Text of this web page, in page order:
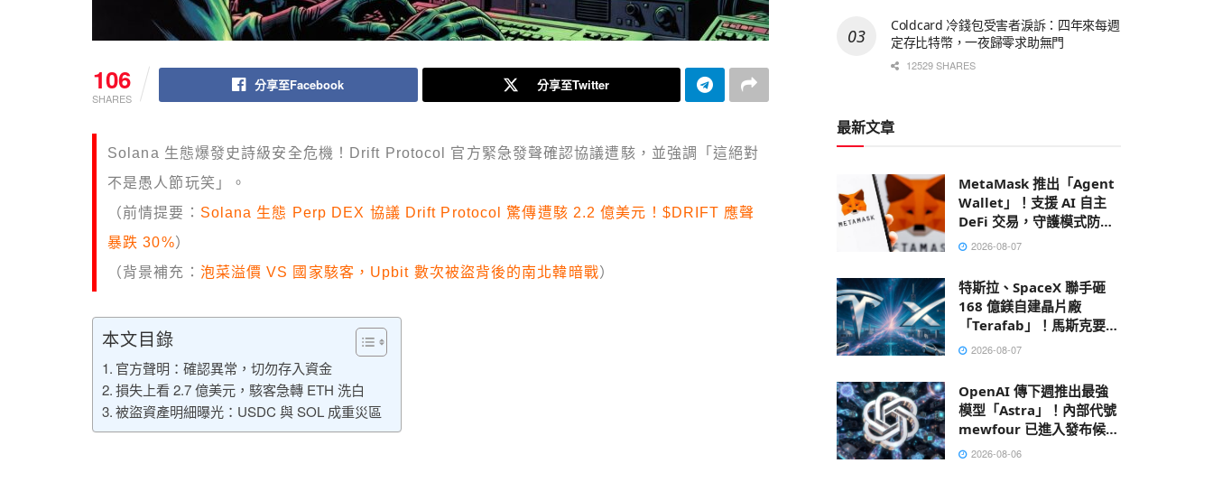
106
SHARES
分享至Facebook 分享至Twitter
Solana 生態爆發史詩級安全危機！Drift Protocol 官方緊急發聲確認協議遭駭，並強調「這絕對
不是愚人節玩笑」。
（前情提要： Solana 生態 Perp DEX 協議 Drift Protocol 驚傳遭駭 2.2 億美元！$DRIFT 應聲
暴跌 30%）
（背景補充： 泡菜溢價 VS 國家駭客，Upbit 數次被盜背後的南北韓暗戰）
本文目錄
官方聲明：確認異常，切勿存入資金
損失上看 2.7 億美元，駭客急轉 ETH 洗白
被盜資產明細曝光：USDC 與 SOL 成重災區
Coldcard 冷錢包受害者淚訴：四年來每週
定存比特幣，一夜歸零求助無門
12529 SHARES
最新文章
MetaMask 推出「Agent
Wallet」！支援 AI 自主
DeFi 交易，守護模式防禦
鏈上風險
2026-08-07
特斯拉、SpaceX 聯手砸
168 億鎂自建晶片廠
「Terafab」！馬斯克要打
造地表最大建築
2026-08-07
OpenAI 傳下週推出最強
模型「Astra」！內部代號
mewfour 已進入發布候選
階段2026-08-06